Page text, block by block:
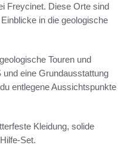
Freycinet. Diese Orte sind
in die geologische
Touren und
eine Grundausstattung
entlegene Aussichtspunkte
Kleidung, solide
Set.